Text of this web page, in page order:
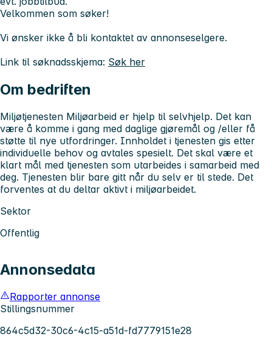
Velkommen som søker!
Vi ønsker ikke å bli kontaktet av annonseselgere.
Link til søknadsskjema: Søk her
Om bedriften
Miljøtjenesten Miljøarbeid er hjelp til selvhjelp. Det kan
være å komme i gang med daglige gjøremål og /eller få
støtte til nye utfordringer. Innholdet i tjenesten gis etter
individuelle behov og avtales spesielt. Det skal være et
klart mål med tjenesten som utarbeides i samarbeid med
deg. Tjenesten blir bare gitt når du selv er til stede. Det
forventes at du deltar aktivt i miljøarbeidet.
Sektor
Offentlig
Annonsedata
Rapporter annonse
Stillingsnummer
864c5d32-30c6-4c15-a51d-fd7779151e28